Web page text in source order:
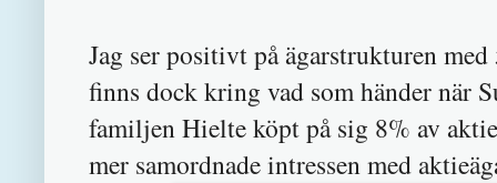
Jag ser positivt på ägarstrukturen
finns dock kring vad som händer när
familjen Hielte köpt på sig 8% av
mer samordnade intressen med